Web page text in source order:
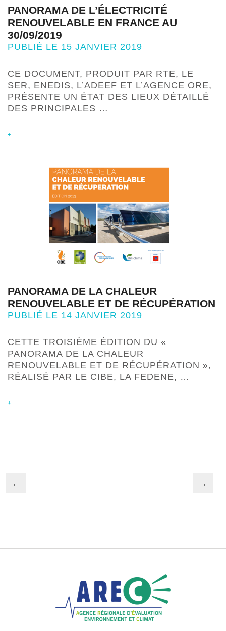
PANORAMA DE L’ÉLECTRICITÉ
RENOUVELABLE EN FRANCE AU
30/09/2019
PUBLIÉ LE 15 JANVIER 2019
CE DOCUMENT, PRODUIT PAR RTE, LE
SER, ENEDIS, L’ADEEF ET L’AGENCE ORE,
PRÉSENTE UN ÉTAT DES LIEUX DÉTAILLÉ
DES PRINCIPALES …
+
PANORAMA DE LA CHALEUR
RENOUVELABLE ET DE RÉCUPÉRATION
PUBLIÉ LE 14 JANVIER 2019
CETTE TROISIÈME ÉDITION DU «
PANORAMA DE LA CHALEUR
RENOUVELABLE ET DE RÉCUPÉRATION »,
RÉALISÉ PAR LE CIBE, LA FEDENE, …
+
← →